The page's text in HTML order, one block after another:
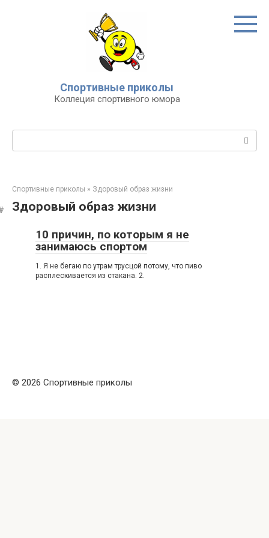
Спортивные приколы
Коллеция спортивного юмора
Спортивные приколы » Здоровый образ жизни
Здоровый образ жизни
10 причин, по которым я не
занимаюсь спортом
1. Я не бегаю по утрам трусцой потому, что пиво
расплескивается из стакана. 2.
© 2026 Спортивные приколы